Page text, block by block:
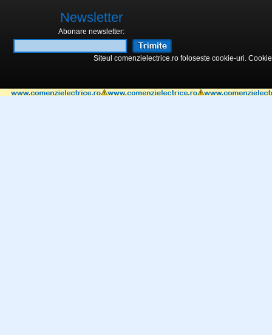
Newsletter
Abonare newsletter:
Siteul comenzielectrice.ro foloseste cookie-uri.